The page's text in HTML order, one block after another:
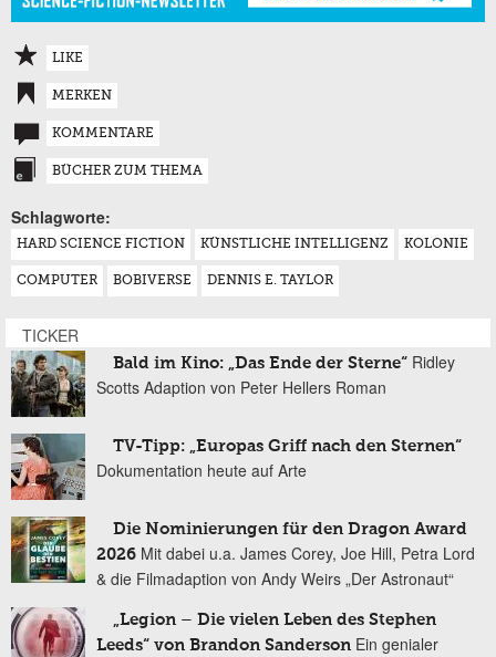
LIKE
MERKEN
KOMMENTARE
BÜCHER ZUM THEMA
Schlagworte:
HARD SCIENCE FICTION KÜNSTLICHE INTELLIGENZ KOLONIE
COMPUTER BOBIVERSE DENNIS E. TAYLOR
TICKER
Bald im Kino: „Das Ende der Sterne“ Ridley
Scotts Adaption von Peter Hellers Roman
TV-Tipp: „Europas Griff nach den Sternen“
Dokumentation heute auf Arte
Die Nominierungen für den Dragon Award
2026 Mit dabei u.a. James Corey, Joe Hill, Petra Lord
& die Filmadaption von Andy Weirs „Der Astronaut“
„Legion – Die vielen Leben des Stephen
Leeds“ von Brandon Sanderson Ein genialer